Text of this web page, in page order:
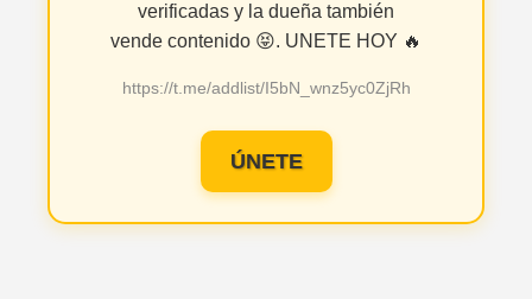
verificadas y la dueña también
vende contenido 😝. UNETE HOY 🔥
https://t.me/addlist/I5bN_wnz5yc0ZjRh
ÚNETE